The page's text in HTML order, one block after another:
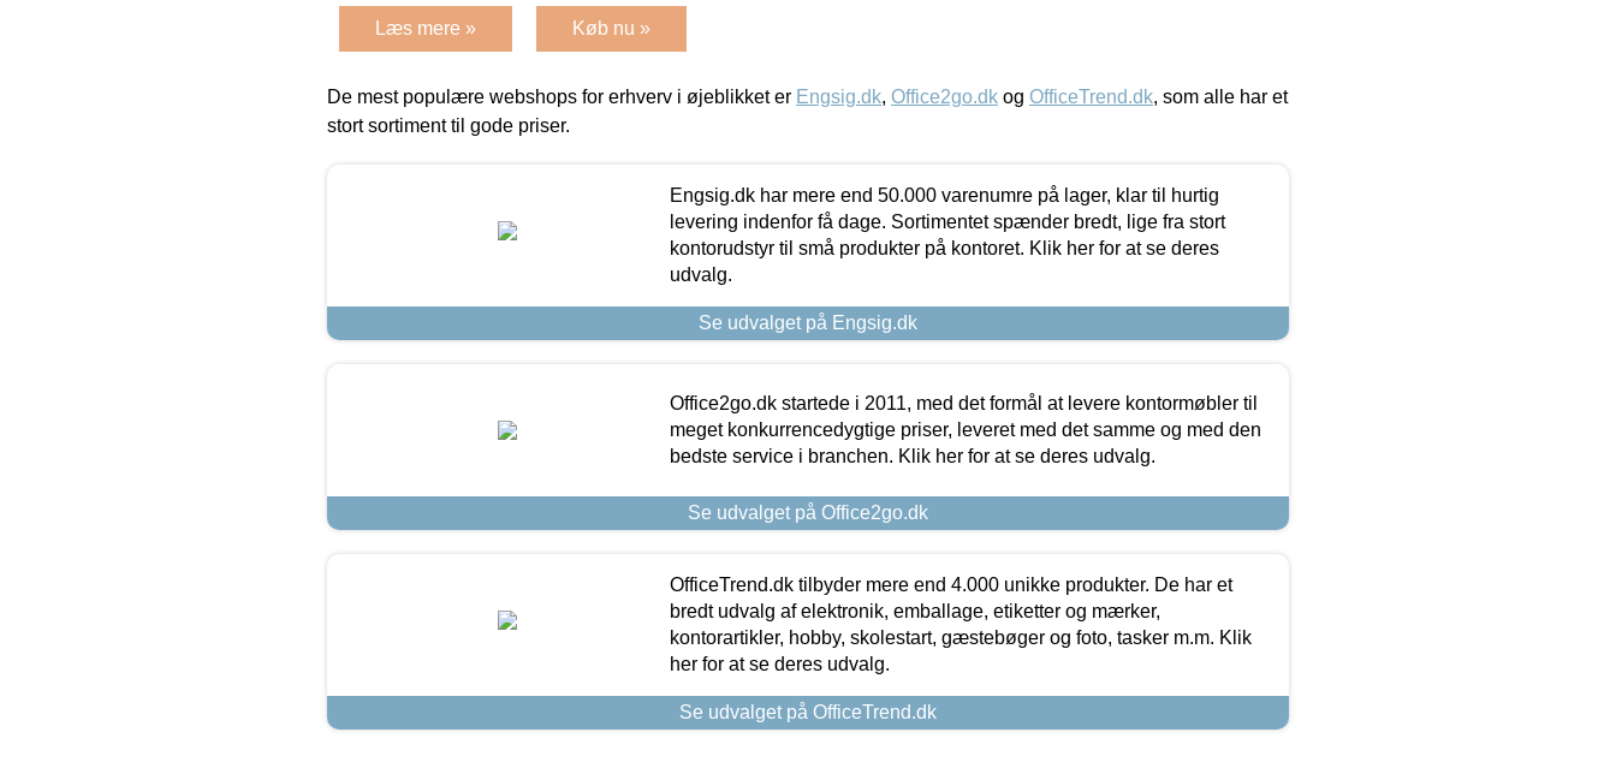
Læs mere » Køb nu »
De mest populære webshops for erhverv i øjeblikket er Engsig.dk, Office2go.dk og OfficeTrend.dk, som alle har et
stort sortiment til gode priser.
Engsig.dk har mere end 50.000 varenumre på lager, klar til hurtig
levering indenfor få dage. Sortimentet spænder bredt, lige fra stort
kontorudstyr til små produkter på kontoret. Klik her for at se deres
udvalg.
Se udvalget på Engsig.dk
Office2go.dk startede i 2011, med det formål at levere kontormøbler til
meget konkurrencedygtige priser, leveret med det samme og med den
bedste service i branchen. Klik her for at se deres udvalg.
Se udvalget på Office2go.dk
OfficeTrend.dk tilbyder mere end 4.000 unikke produkter. De har et
bredt udvalg af elektronik, emballage, etiketter og mærker,
kontorartikler, hobby, skolestart, gæstebøger og foto, tasker m.m. Klik
her for at se deres udvalg.
Se udvalget på OfficeTrend.dk